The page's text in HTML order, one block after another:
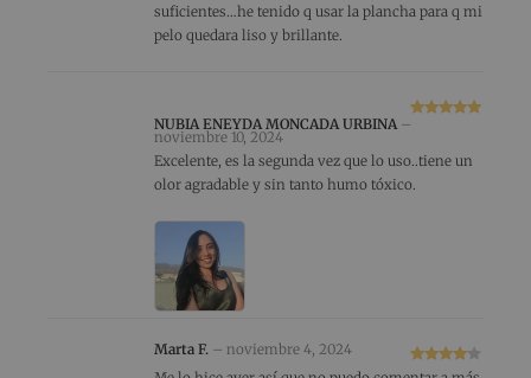
suficientes…he tenido q usar la plancha para q mi
pelo quedara liso y brillante.
NUBIA ENEYDA MONCADA URBINA –
noviembre 10, 2024
Excelente, es la segunda vez que lo uso..tiene un
olor agradable y sin tanto humo tóxico.
Valorado
Marta F. – noviembre 4, 2024